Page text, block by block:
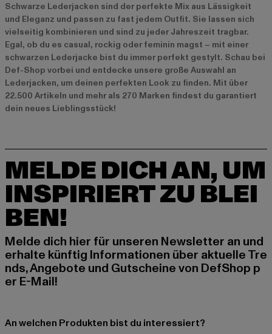
Schwarze Lederjacken sind der perfekte Mix aus Lässigkeit
und Eleganz und passen zu fast jedem Outfit. Sie lassen sich
vielseitig kombinieren und sind zu jeder Jahreszeit tragbar.
Egal, ob du es casual, rockig oder feminin magst – mit einer
schwarzen Lederjacke bist du immer perfekt gestylt. Schau bei
Def-Shop vorbei und entdecke unsere große Auswahl an
Lederjacken, um deinen perfekten Look zu finden. Mit über
22.500 Artikeln und mehr als 270 Marken findest du garantiert
dein neues Lieblingsstück!
MELDE DICH AN, UM
INSPIRIERT ZU BLEI
BEN!
Melde dich hier für unseren Newsletter an und
erhalte künftig Informationen über aktuelle Tre
nds, Angebote und Gutscheine von DefShop p
er E-Mail!
An welchen Produkten bist du interessiert?